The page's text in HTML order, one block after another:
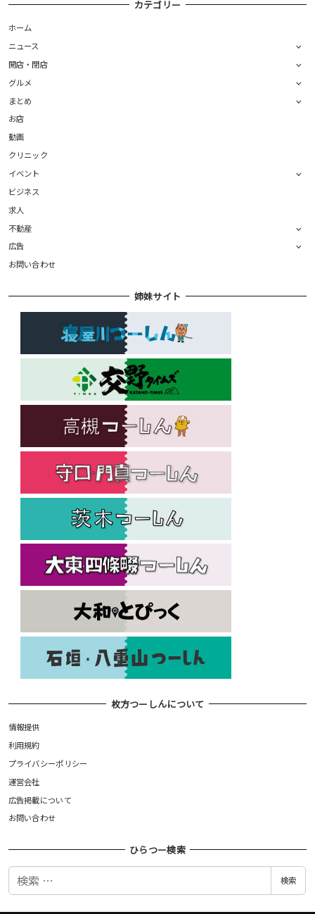
カテゴリー
ホーム
ニュース
開店・閉店
グルメ
まとめ
お店
動画
クリニック
イベント
ビジネス
求人
不動産
広告
お問い合わせ
姉妹サイト
枚方つーしんについて
情報提供
利用規約
プライバシーポリシー
運営会社
広告掲載について
お問い合わせ
ひらつー検索
検
検索